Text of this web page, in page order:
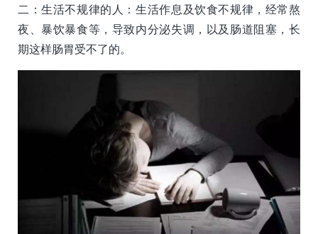
二：生活不规律的人：生活作息及饮食不规律，经常熬
夜、暴饮暴食等，导致内分泌失调，以及肠道阻塞，长
期这样肠胃受不了的。